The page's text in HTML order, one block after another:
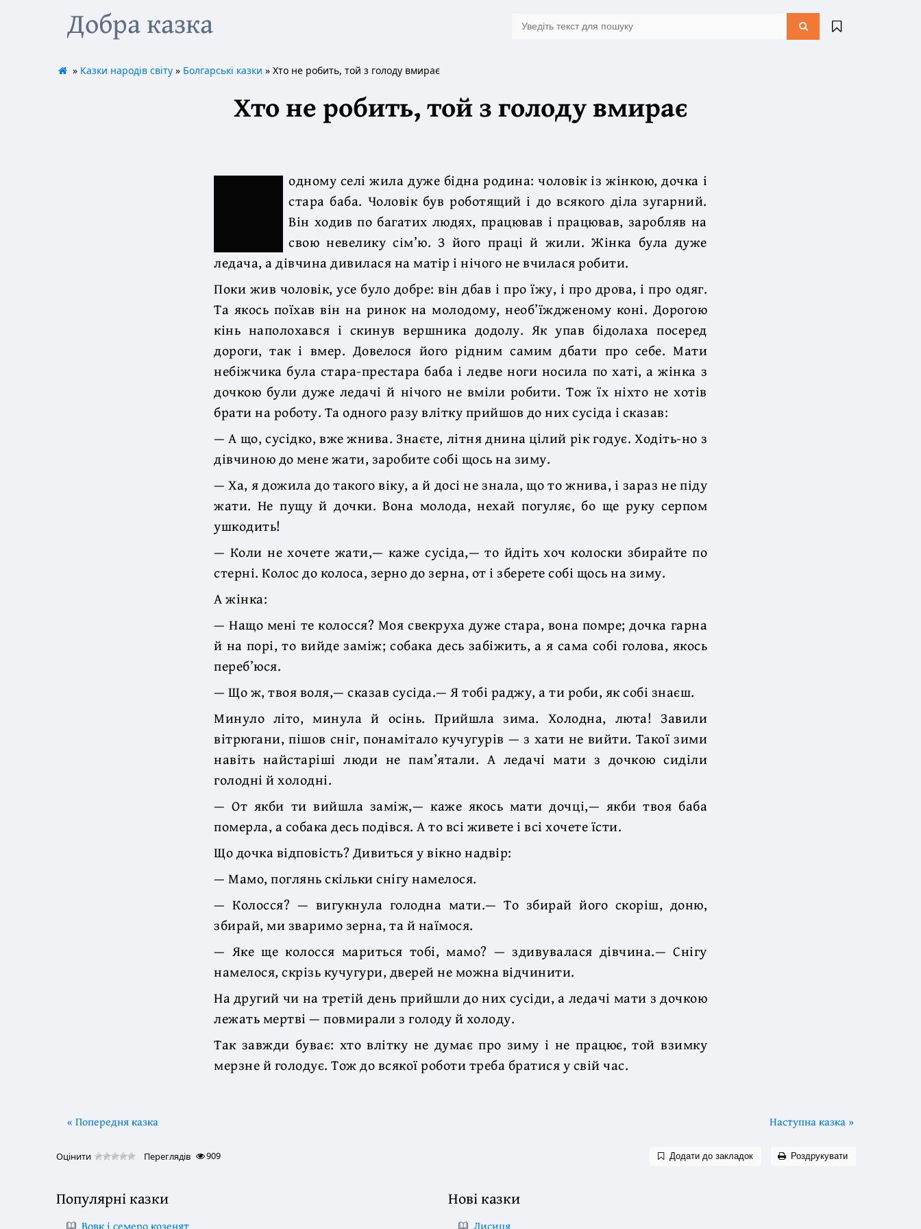
Добра казка
» Казки народів світу» Болгарські казки » Хто не робить, той з голоду вмирає
Хто не робить, той з голоду вмирає
одному селі жила дуже бідна родина: чоловік із жінкою, дочка і
стара баба. Чоловік був роботящий і до всякого діла зугарний.
Він ходив по багатих людях, працював і працював, заробляв на
свою невелику сім’ю. З його праці й жили. Жінка була дуже
ледача, а дівчина дивилася на матір і нічого не вчилася робити.
Поки жив чоловік, усе було добре: він дбав і про їжу, і про дрова, і про одяг.
Та якось поїхав він на ринок на молодому, необ’їждженому коні. Дорогою
кінь наполохався і скинув вершника додолу. Як упав бідолаха посеред
дороги, так і вмер. Довелося його рідним самим дбати про себе. Мати
небіжчика була стара-престара баба і ледве ноги носила по хаті, а жінка з
дочкою були дуже ледачі й нічого не вміли робити. Тож їх ніхто не хотів
брати на роботу. Та одного разу влітку прийшов до них сусіда і сказав:
— А що, сусідко, вже жнива. Знаєте, літня днина цілий рік годує. Ходіть-но з
дівчиною до мене жати, заробите собі щось на зиму.
— Ха, я дожила до такого віку, а й досі не знала, що то жнива, і зараз не піду
жати. Не пущу й дочки. Вона молода, нехай погуляє, бо ще руку серпом
ушкодить!
— Коли не хочете жати,— каже сусіда,— то йдіть хоч колоски збирайте по
стерні. Колос до колоса, зерно до зерна, от і зберете собі щось на зиму.
А жінка:
— Нащо мені те колосся? Моя свекруха дуже стара, вона помре; дочка гарна
й на порі, то вийде заміж; собака десь забіжить, а я сама собі голова, якось
переб’юся.
— Що ж, твоя воля,— сказав сусіда.— Я тобі раджу, а ти роби, як собі знаєш.
Минуло літо, минула й осінь. Прийшла зима. Холодна, люта! Завили
вітрюгани, пішов сніг, понамітало кучугурів — з хати не вийти. Такої зими
навіть найстаріші люди не пам’ятали. А ледачі мати з дочкою сиділи
голодні й холодні.
— От якби ти вийшла заміж,— каже якось мати дочці,— якби твоя баба
померла, а собака десь подівся. А то всі живете і всі хочете їсти.
Що дочка відповість? Дивиться у вікно надвір:
— Мамо, поглянь скільки снігу намелося.
— Колосся? — вигукнула голодна мати.— То збирай його скоріш, доню,
збирай, ми зваримо зерна, та й наїмося.
— Яке ще колосся мариться тобі, мамо? — здивувалася дівчина.— Снігу
намелося, скрізь кучугури, дверей не можна відчинити.
На другий чи на третій день прийшли до них сусіди, а ледачі мати з дочкою
лежать мертві — повмирали з голоду й холоду.
Так завжди буває: хто влітку не думає про зиму і не працює, той взимку
мерзне й голодує. Тож до всякої роботи треба братися у свій час.
« Попередня казка Наступна казка »
Оцінити Переглядів 909 Додати до закладок Роздрукувати
Популярні казки
Вовк і семеро козенят
Нові казки
Лисиця